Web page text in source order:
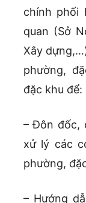
chính phối
quan (Sở
Xây
phường,
đặc khu để:
– Đôn đốc,
xử lý các
phường,
– Hướng